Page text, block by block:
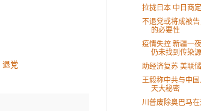
退党
拉拢日本 中日商
不退党或将成被
的必要性
疫情失控 新疆一
仍未找到传染
助经济复苏 美联
王毅称中共与中国
天大秘密
川普废除奥巴马